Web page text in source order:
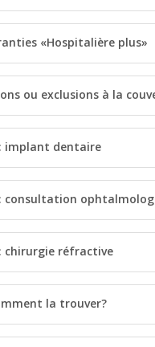
«Hospitalière plus»
ou exclusions à la
implant dentaire
consultation
chirurgie réfractive
la trouver?